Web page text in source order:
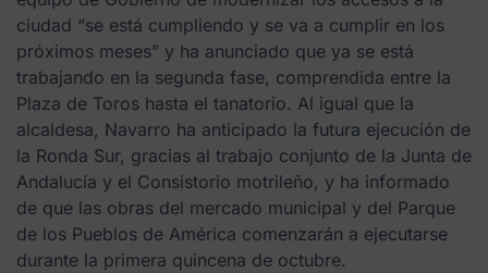
ciudad “se está cumpliendo y se va a cumplir en los
próximos meses” y ha anunciado que ya se está
trabajando en la segunda fase, comprendida entre la
Plaza de Toros hasta el tanatorio. Al igual que la
alcaldesa, Navarro ha anticipado la futura ejecución de
la Ronda Sur, gracias al trabajo conjunto de la Junta de
Andalucía y el Consistorio motrileño, y ha informado
de que las obras del mercado municipal y del Parque
de los Pueblos de América comenzarán a ejecutarse
durante la primera quincena de octubre.